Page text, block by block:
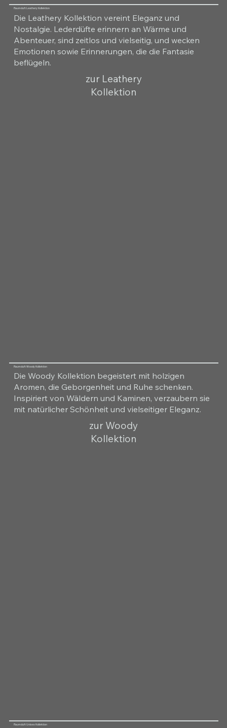
Raumduft Leathery Kollektion
Die Leathery Kollektion vereint Eleganz und
Nostalgie. Lederdüfte erinnern an Wärme und
Abenteuer, sind zeitlos und vielseitig, und wecken
Emotionen sowie Erinnerungen, die die Fantasie
beflügeln.
zur Leathery
Kollektion
Raumduft Woody Kollektion
Die Woody Kollektion begeistert mit holzigen
Aromen, die Geborgenheit und Ruhe schenken.
Inspiriert von Wäldern und Kaminen, verzaubern sie
mit natürlicher Schönheit und vielseitiger Eleganz.
zur Woody
Kollektion
Raumduft Unisex Kollektion